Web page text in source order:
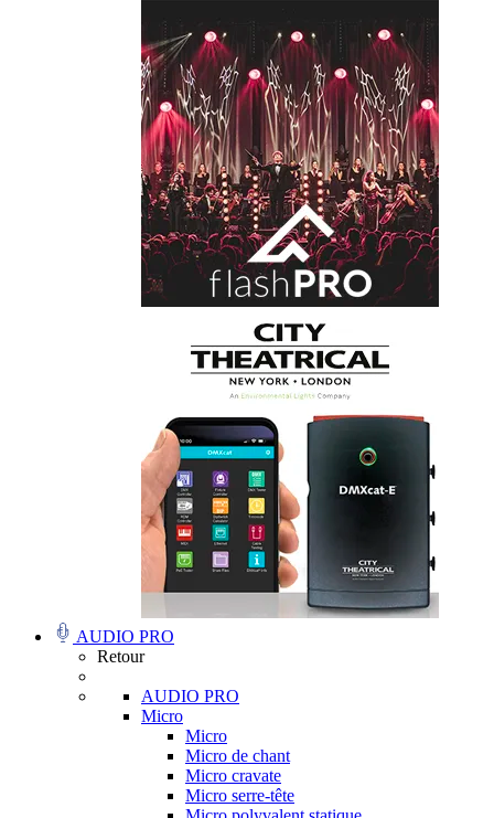
AUDIO PRO
Retour
AUDIO PRO
Micro
Micro
Micro de chant
Micro cravate
Micro serre-tête